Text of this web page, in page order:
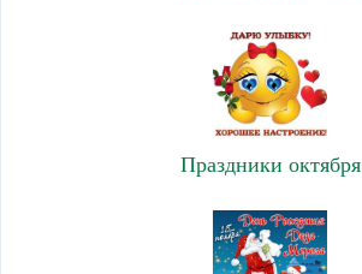
Праздники октября